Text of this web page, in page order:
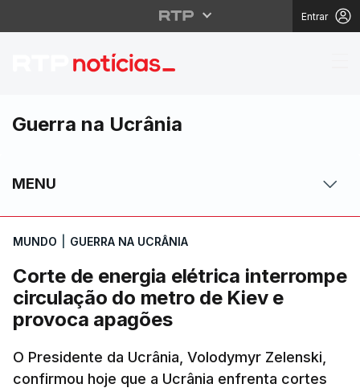
Entrar
Corte de energia
Guerra na Ucrânia
MENU
MUNDO GUERRA NA UCRÂNIA
Corte de energia elétrica interrompe
circulação do metro de Kiev e
provoca apagões
O Presidente da Ucrânia, Volodymyr Zelenski,
confirmou hoje que a Ucrânia enfrenta cortes